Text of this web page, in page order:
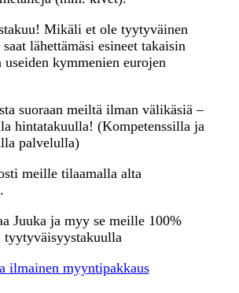
Mikäli et ole tyytyväinen
lähettämäsi esineet takaisin
kymmenien eurojen
suoraan meiltä ilman välikäsiä –
hintatakuulla! (Kompetenssilla ja
palvelulla)
meille tilaamalla alta
Juuka ja myy se meille 100%
tyytyväisyystakuulla
ilmainen myyntipakkaus